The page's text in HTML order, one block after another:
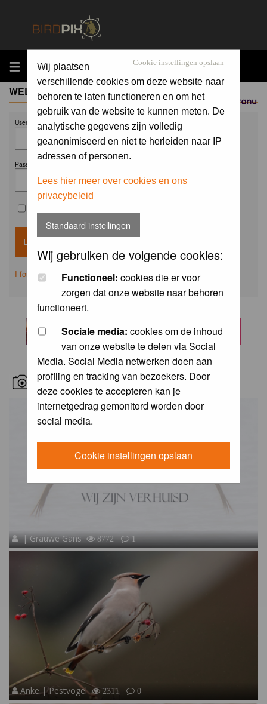
MENU
Sponsored by
Cookie instellingen opslaan
Wij plaatsen
verschillende cookies om deze website naar
behoren te laten functioneren en om het
gebruik van de website te kunnen meten. De
analytische gegevens zijn volledig
geanonimiseerd en niet te herleiden naar IP
adressen of personen.
Lees hier meer over cookies en ons
privacybeleid
Standaard instellingen
Wij gebruiken de volgende cookies:
Functioneel: cookies die er voor
zorgen dat onze website naar behoren
functioneert.
Sociale media: cookies om de inhoud
van onze website te delen via Social
Media. Social Media netwerken doen aan
profiling en tracking van bezoekers. Door
deze cookies te accepteren kan je
internetgedrag gemonitord worden door
social media.
Cookie instellingen opslaan
WELCOME GUEST
Username:
Password:
I forgot my password
RECENT BIRD PICS
| Grauwe Gans 8772 1
Anke | Pestvogel 2311 0